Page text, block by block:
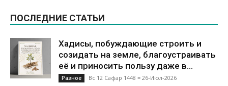
ПОСЛЕДНИЕ СТАТЬИ
Хадисы, побуждающие строить и
созидать на земле, благоустраивать
её и приносить пользу даже в...
Разное Вс 12 Сафар 1448 = 26-Июл-2026